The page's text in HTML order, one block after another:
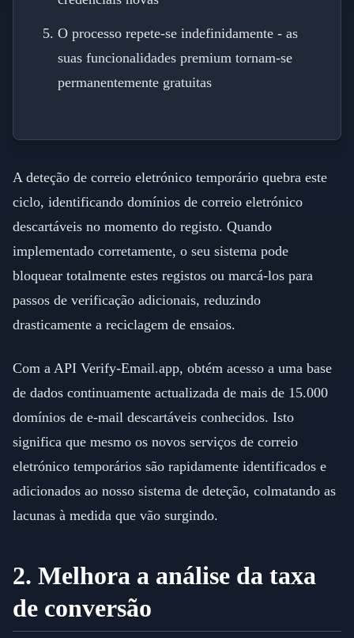
O processo repete-se indefinidamente - as
suas funcionalidades premium tornam-se
permanentemente gratuitas
A deteção de correio eletrónico temporário quebra este
ciclo, identificando domínios de correio eletrónico
descartáveis no momento do registo. Quando
implementado corretamente, o seu sistema pode
bloquear totalmente estes registos ou marcá-los para
passos de verificação adicionais, reduzindo
drasticamente a reciclagem de ensaios.
Com a API Verify-Email.app, obtém acesso a uma base
de dados continuamente actualizada de mais de 15.000
domínios de e-mail descartáveis conhecidos. Isto
significa que mesmo os novos serviços de correio
eletrónico temporários são rapidamente identificados e
adicionados ao nosso sistema de deteção, colmatando as
lacunas à medida que vão surgindo.
2. Melhora a análise da taxa
de conversão